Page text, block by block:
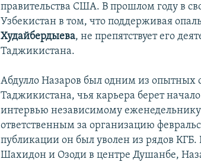
правительства США. В прошлом году в
Узбекистан в том, что поддерживая
Худайбердыева, не препятствует его
Таджикистана.
Абдулло Назаров был одним из опытных
Таджикистана, чья карьера берет
интервью независимому
ответственным за организацию
публикации он был уволен из рядов
Шахидон и Озоди в центре Душанбе,